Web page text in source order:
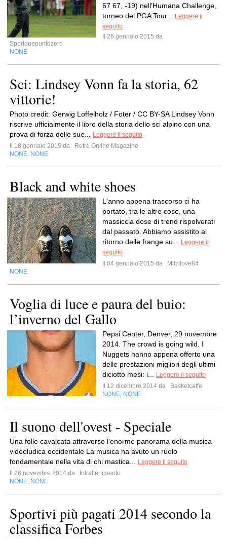
67 67, -19) nell’Humana Challenge,
torneo del PGA Tour...
Leggere il
seguito
Il 26 gennaio 2015 da
Sportduepuntozero
NONE
Sci: Lindsey Vonn fa la storia, 62
vittorie!
Photo credit: Gerwig Loffelholz / Foter / CC BY-SA Lindsey Vonn
riscrive ufficialmente il libro della storia dello sci alpino con una
prova di forza delle sue...
Leggere il seguito
Il 18 gennaio 2015 da
Retrò Online Magazine
NONE NONE
Black and white shoes
L'anno appena trascorso ci ha
portato, tra le altre cose, una
massiccia dose di trend rispolverati
dal passato. Abbiamo assistito al
ritorno delle frange su...
Leggere il
seguito
Il 04 gennaio 2015 da
Mitzilove84
NONE
Voglia di luce e paura del buio:
l’inverno del Gallo
Pepsi Center, Denver, 29 novembre
2014. The crowd is going wild. I
Nuggets hanno appena offerto una
delle prestazioni migliori degli ultimi
diciotto mesi: i...
Leggere il seguito
Il 12 dicembre 2014 da
Basketcaffe
NONE NONE
Il suono dell'ovest - Speciale
Una folle cavalcata attraverso l'enorme panorama della musica
videoludica occidentale La musica ha avuto un ruolo
fondamentale nella vita di chi mastica...
Leggere il seguito
Il 28 novembre 2014 da
Intrattenimento
NONE NONE
Sportivi più pagati 2014 secondo la
classifica Forbes